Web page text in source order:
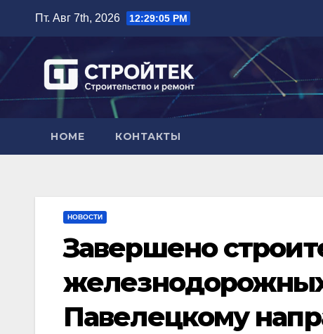
содержимому
Пт. Авг 7th, 2026 12:29:06 PM
HOME КОНТАКТЫ
НОВОСТИ
Завершено
Павелецкому